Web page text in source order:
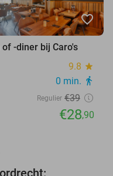
favorite_border
-diner bij Caro's
9.8 star
0 min. directions_walk
Regulier €39
€28,90